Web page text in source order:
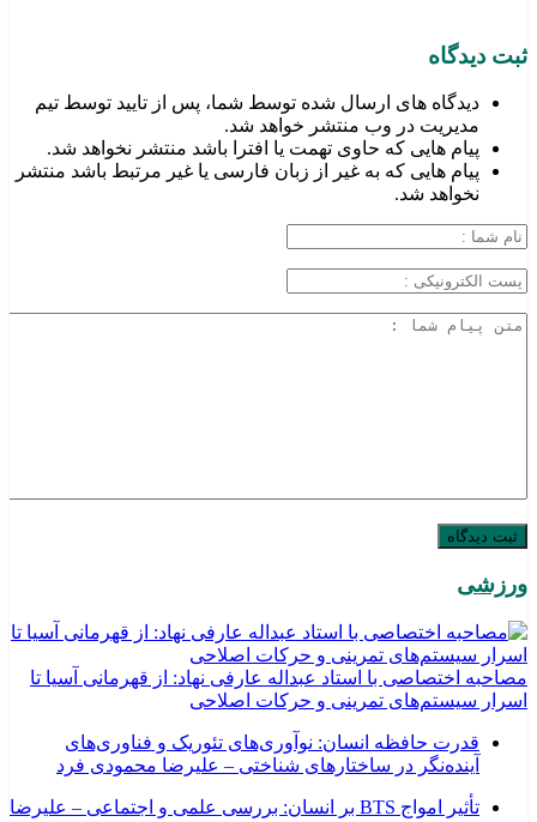
ثبت دیدگاه
دیدگاه های ارسال شده توسط شما، پس از تایید توسط تیم
مدیریت در وب منتشر خواهد شد.
پیام هایی که حاوی تهمت یا افترا باشد منتشر نخواهد شد.
پیام هایی که به غیر از زبان فارسی یا غیر مرتبط باشد منتشر
نخواهد شد.
ورزشی
مصاحبه اختصاصی با استاد عبداله عارفی نهاد: از قهرمانی آسیا تا
اسرار سیستم‌های تمرینی و حرکات اصلاحی
قدرت حافظه انسان: نوآوری‌های تئوریک و فناوری‌های
آینده‌نگر در ساختارهای شناختی – علیرضا محمودی فرد
تأثیر امواج BTS بر انسان: بررسی علمی و اجتماعی – علیرضا